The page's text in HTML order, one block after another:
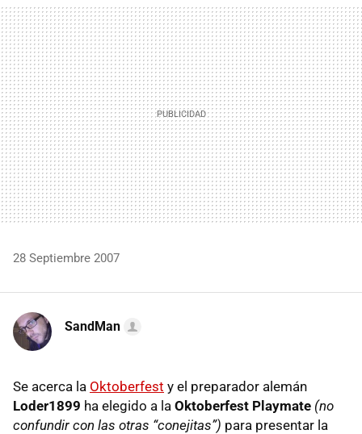
MAIL
28 Septiembre 2007
SandMan
Se acerca la Oktoberfest y el preparador alemán
Loder1899 ha elegido a la Oktoberfest Playmate (no
confundir con las otras “conejitas”) para presentar la